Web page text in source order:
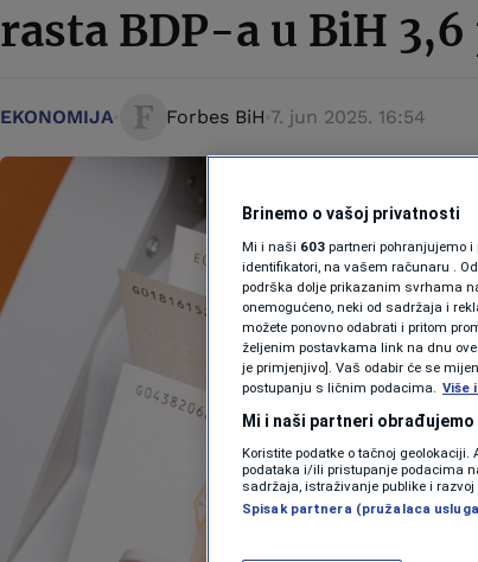
rasta BDP-a u BiH
EKONOMIJA Forbes BiH 7. jun 2025. 16:54
Brinemo o vašoj privatnosti
Mi i naši 603 partneri pohranjujemo
identifikatori, na vašem računaru .
podrška dolje prikazanim svrhama
onemogućeno, neki od sadržaja i
možete ponovno odabrati i pritom
željenim postavkama link na dnu
je primjenjivo]. Vaš odabir će se
postupanju s ličnim podacima. Više
Mi i naši partneri
Koristite podatke o tačnoj
podataka i/ili pristupanje podacima
sadržaja, istraživanje publike i
Spisak partnera (pružalaca